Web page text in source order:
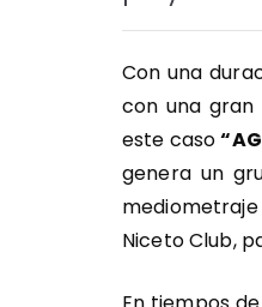
Con una
con una gran
este caso
genera un
Niceto Club,